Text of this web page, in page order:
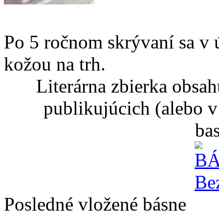
Po 5 ročnom skrývaní sa v
kožou na trh.
Literárna zbierka
publikujúcich (alebo
Posledné vložené básne